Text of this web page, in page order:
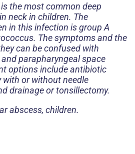
the most common deep
neck in children. The
in this infection is group A
The symptoms and the
can be confused with
parapharyngeal space
options include antibiotic
or without needle
drainage or tonsillectomy.
abscess, children.